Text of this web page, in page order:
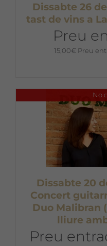
Dissabte 26
tast de vins a
Preu
15,00€ Preu
No
Dissabte 20
Concert
Duo Malibran
lliure
Preu